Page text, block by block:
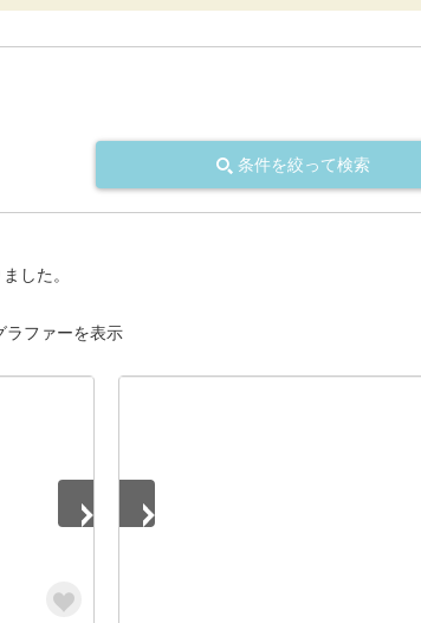
条件を絞って検索
した。
ラファーを表示